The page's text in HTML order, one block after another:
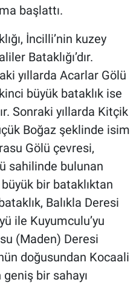
başlattı.
İncilli’nin kuzey
Bataklığı’dır.
yıllarda Acarlar Gölü
büyük bataklık ise
Sonraki yıllarda Kitçik
Boğaz şeklinde isim
Gölü çevresi,
sahilinde bulunan
bir bataklıktan
Balıkla Deresi
ile Kuyumculu’yu
(Maden) Deresi
doğusundan Kocaali
bir sahayı